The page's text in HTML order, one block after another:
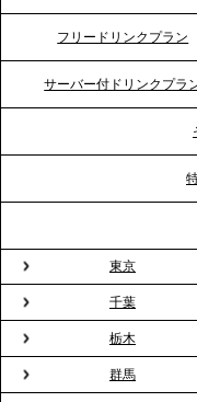
プレスリリースの
テーブル、横浜事
ビス提供体制を強
TBS「Nスタ」で
ドブルが紹介され
2026.3.23
プレスリリースの
会”が企業で広が
ィスケータリング
フリードリンクプラン
サーバー付ドリンクプラ
東京
千葉
栃木
群馬